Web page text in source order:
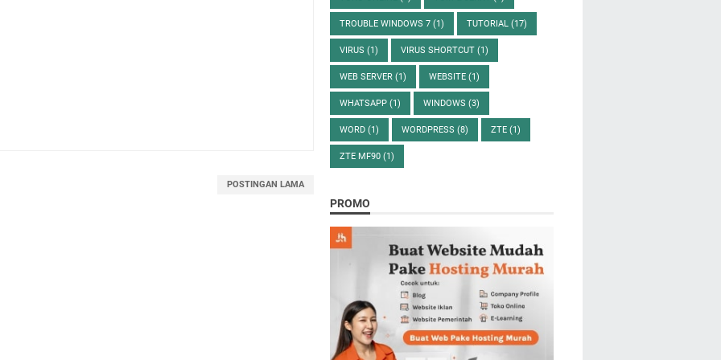
POSTINGAN LAMA
TROUBLE WINDOWS 7 (1) TUTORIAL (17)
VIRUS (1) VIRUS SHORTCUT (1)
WEB SERVER (1) WEBSITE (1)
WHATSAPP (1) WINDOWS (3)
WORD (1) WORDPRESS (8) ZTE (1)
ZTE MF90 (1)
PROMO